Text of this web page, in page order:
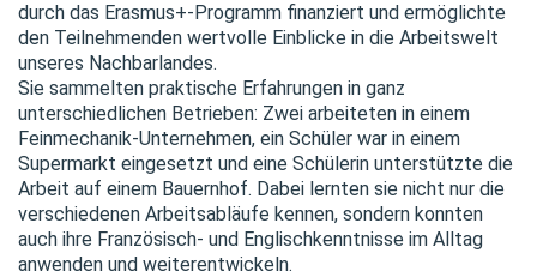
durch das Erasmus+-Programm finanziert und ermöglichte
den Teilnehmenden wertvolle Einblicke in die Arbeitswelt
unseres Nachbarlandes.
Sie sammelten praktische Erfahrungen in ganz
unterschiedlichen Betrieben: Zwei arbeiteten in einem
Feinmechanik-Unternehmen, ein Schüler war in einem
Supermarkt eingesetzt und eine Schülerin unterstützte die
Arbeit auf einem Bauernhof. Dabei lernten sie nicht nur die
verschiedenen Arbeitsabläufe kennen, sondern konnten
auch ihre Französisch- und Englischkenntnisse im Alltag
anwenden und weiterentwickeln.